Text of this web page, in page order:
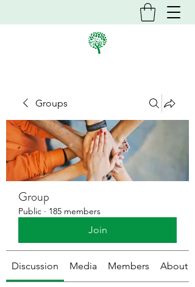
Groups
Group
Public · 185 members
Join
Discussion Media Members About